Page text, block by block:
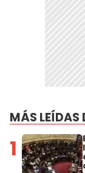
MÁS LEÍDAS
1